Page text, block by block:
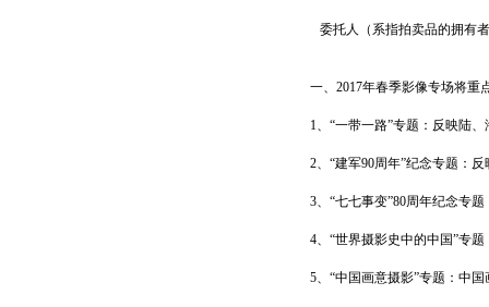
委托人（系指拍卖品的拥有
一、2017年春季影像专场将重
1、“一带一路”专题：反映陆
2、“建军90周年”纪念专题：
3、“七七事变”80周年纪念专
4、“世界摄影史中的中国”专
5、“中国画意摄影”专题：中